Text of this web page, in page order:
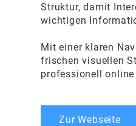
Struktur, damit
wichtigen
Mit einer klaren
frischen visuellen
professionell
Zur Webseite